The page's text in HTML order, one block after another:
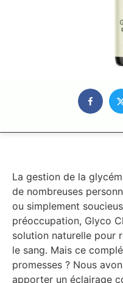
La gestion de la
de nombreuses
ou simplement
préoccupation, Glyco
solution naturelle pour
le sang. Mais ce
promesses ? Nous
apporter un éclairage